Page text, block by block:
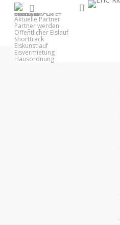
main
content
1. MANNSCHAFT
NACHWUCHS
EISHALLE
Anfahrt
Belegungsplan
Öffentlicher Eislauf
Shorttrack
Eiskunstlauf
Eisvermietung
Hausordnung
VEREIN
PARTNER
Aktuelle Partner
Partner werden
facebook instagramsearch